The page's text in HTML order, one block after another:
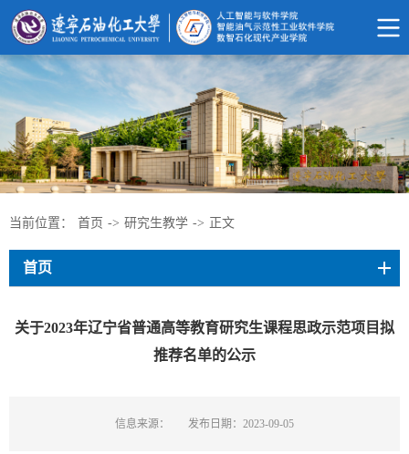
当前位置： 首页 -> 研究生教学 -> 正文
首页
关于2023年辽宁省普通高等教育研究生课程思政示范项目拟
推荐名单的公示
信息来源： 发布日期：2023-09-05